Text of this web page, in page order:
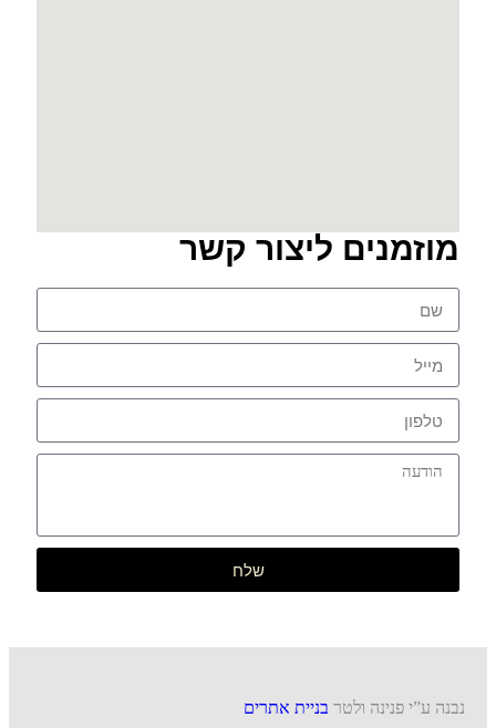
מוזמנים ליצור קשר
שלח
נבנה ע”י פנינה ולטר בניית אתרים